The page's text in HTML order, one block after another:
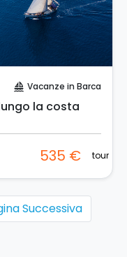
sailing Vacanze in Barca
la costa
535 € tour
Successiva